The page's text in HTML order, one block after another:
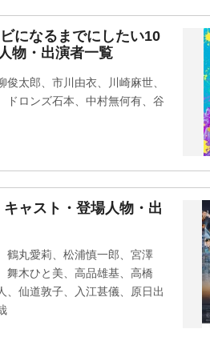
になるまでにしたい10
物・出演者一覧
俊太郎、市川由衣、川崎麻世、
ドロンズ石本、中村無何有、谷
ャスト・登場人物・出
鶴丸愛莉、松浦慎一郎、宮澤
舞木ひと美、高品雄基、高橋
、仙道敦子、入江甚儀、原日出